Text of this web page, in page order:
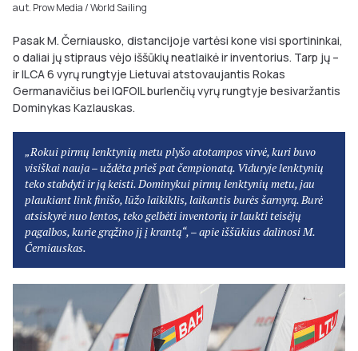
aut. Prow Media / World Sailing
Pasak M. Černiausko, distancijoje vartėsi kone visi sportininkai,
o daliai jų stipraus vėjo iššūkių neatlaikė ir inventorius. Tarp jų –
ir ILCA 6 vyrų rungtyje Lietuvai atstovaujantis Rokas
Germanavičius bei IQFOIL burlenčių vyrų rungtyje besivaržantis
Dominykas Kazlauskas.
„Rokui pirmų lenktynių metu plyšo atotampos virvė, kuri buvo
visiškai nauja – uždėta prieš pat čempionatą. Viduryje lenktynių
teko stabdyti ir ją keisti. Dominykui pirmų lenktynių metu, jau
plaukiant link finišo, lūžo laikiklis, laikantis burės šarnyrą. Burė
atsiskyrė nuo lentos, teko gelbėti inventorių ir laukti teisėjų
pagalbos, kurie grąžino jį į krantą“, – apie iššūkius dalinosi M.
Černiauskas.